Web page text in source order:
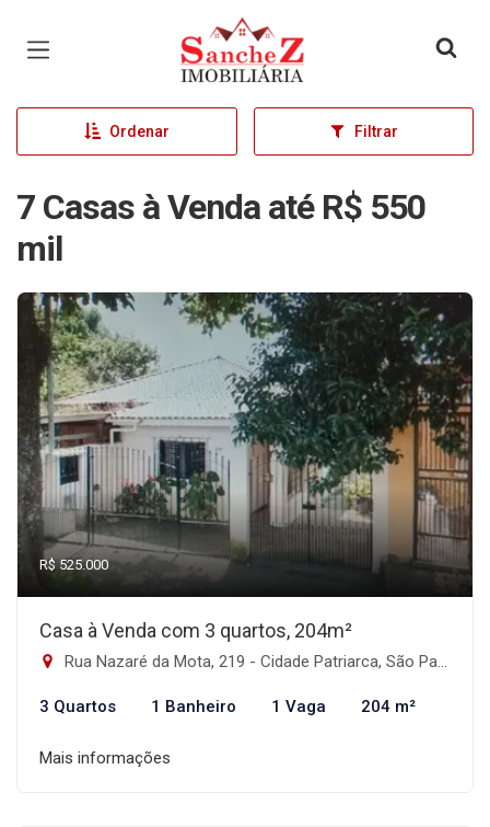
Página inicial
Ordenar Filtrar
7 Casas à Venda até R$ 550
mil
R$ 525.000
Casa à Venda com 3 quartos, 204m²
Rua Nazaré da Mota, 219 - Cidade Patriarca, São Paulo-SP
3 Quartos 1 Banheiro 1 Vaga 204 m²
Mais informações